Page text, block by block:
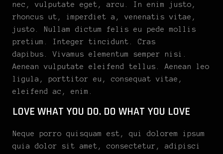
nec, vulputate eget, arcu. In enim justo,
rhoncus ut, imperdiet a, venenatis vitae,
justo. Nullam dictum felis eu pede mollis
pretium. Integer tincidunt. Cras
dapibus. Vivamus elementum semper nisi.
Aenean vulputate eleifend tellus. Aenean leo
ligula, porttitor eu, consequat vitae,
eleifend ac, enim.
LOVE WHAT YOU DO. DO WHAT YOU LOVE
Neque porro quisquam est, qui dolorem ipsum
quia dolor sit amet, consectetur, adipisci